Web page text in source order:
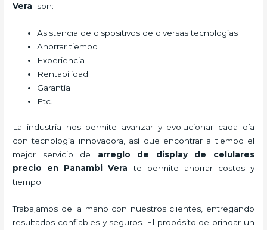
Vera son:
Asistencia de dispositivos de diversas tecnologías
Ahorrar tiempo
Experiencia
Rentabilidad
Garantía
Etc.
La industria nos permite avanzar y evolucionar cada día
con tecnología innovadora, así que encontrar a tiempo el
mejor servicio de arreglo de display de celulares
precio
en Panambi Vera te permite ahorrar costos y
tiempo.
Trabajamos de la mano con nuestros clientes, entregando
resultados confiables y seguros. El propósito de brindar un